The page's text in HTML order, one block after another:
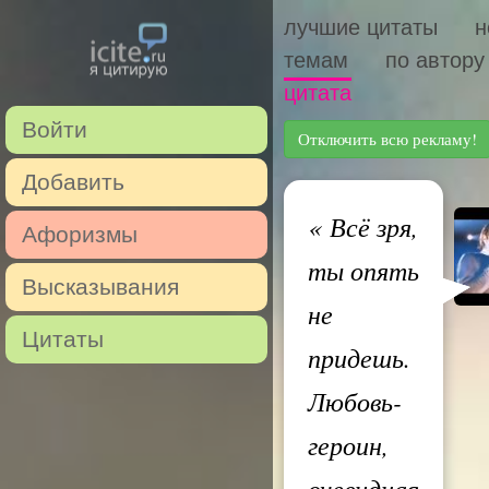
Войти
Добавить
Афоризмы
Высказывания
Цитаты
лучшие цитаты
темам
по автору
цитата
Отключить всю рекламу!
«Всё зря,
ты опять
не
придешь.
Любовь-
героин,